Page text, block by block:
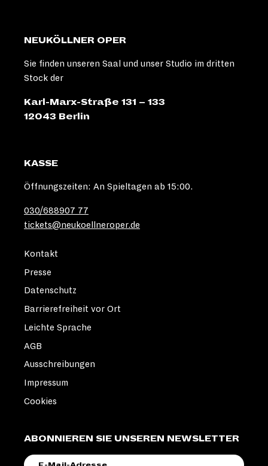
NEUKÖLLNER OPER
Sie finden unseren Saal und unser Studio im dritten
Stock der
Karl-Marx-Straße 131 – 133
12043 Berlin
KASSE
Öffnungszeiten: An Spieltagen ab 15:00.
030/688907 77
tickets@neukoellneroper.de
ABONNIEREN SIE UNSEREN NEWSLETTER
Kontakt
Presse
Datenschutz
Barrierefreiheit vor Ort
Leichte Sprache
AGB
Ausschreibungen
Impressum
Cookies